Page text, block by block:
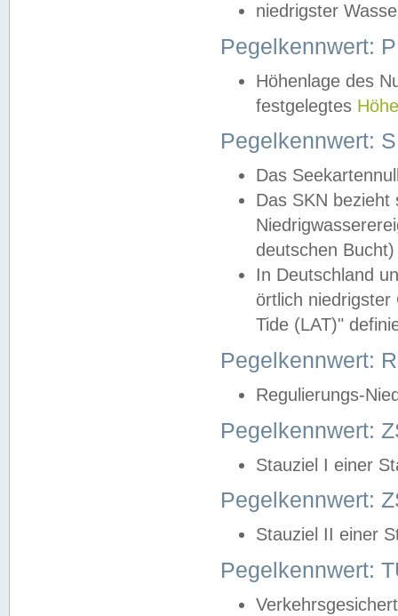
niedrigster
Pegelkennwert:
Höhenlage des
festgelegtes
Pegelkennwert:
Das
Das SKN
deutschen
In Deutschland
örtlich
Tide (LAT)"
Pegelkennwert:
Regulierungs-
Pegelkennwert:
Stauziel I einer
Pegelkennwert:
Stauziel II einer
Pegelkennwert: